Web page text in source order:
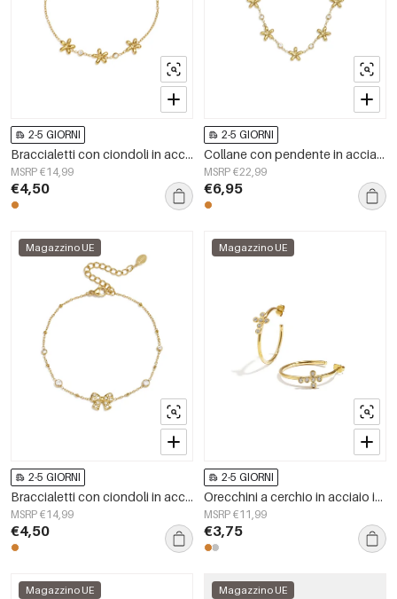
2-5 GIORNI
Braccialetti con ciondoli in acciaio inossidabile, modello Flower Simple, serie Daily Simple, gioielli da donna
MSRP €14,99
€4,50
2-5 GIORNI
Collane con pendente in acciaio inossidabile placcato oro 14 carati, modello Flower Simple, serie Daily Simple, gioielli da donna
MSRP €22,99
€6,95
Magazzino UE
2-5 GIORNI
Braccialetti con ciondoli in acciaio inossidabile placcato oro 14 carati, con fiocco, serie Simple Daily, gioielli da donna.
MSRP €14,99
€4,50
Magazzino UE
2-5 GIORNI
Orecchini a cerchio in acciaio inossidabile con croce, serie Simple Simple, gioielli da donna
MSRP €11,99
€3,75
Magazzino UE Magazzino UE